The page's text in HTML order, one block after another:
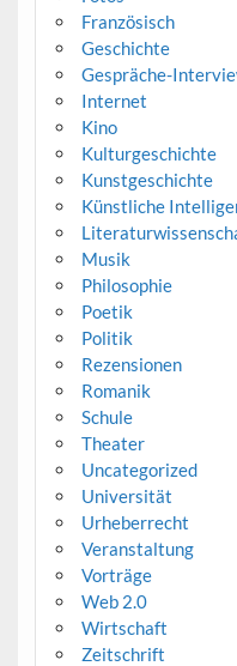
Französisch
Geschichte
Gespräche-
Internet
Kino
Kulturgeschichte
Kunstgeschichte
Künstliche
Musik
Philosophie
Poetik
Politik
Rezensionen
Romanik
Schule
Theater
Uncategorized
Universität
Urheberrecht
Veranstaltung
Vorträge
Web 2.0
Wirtschaft
Zeitschrift